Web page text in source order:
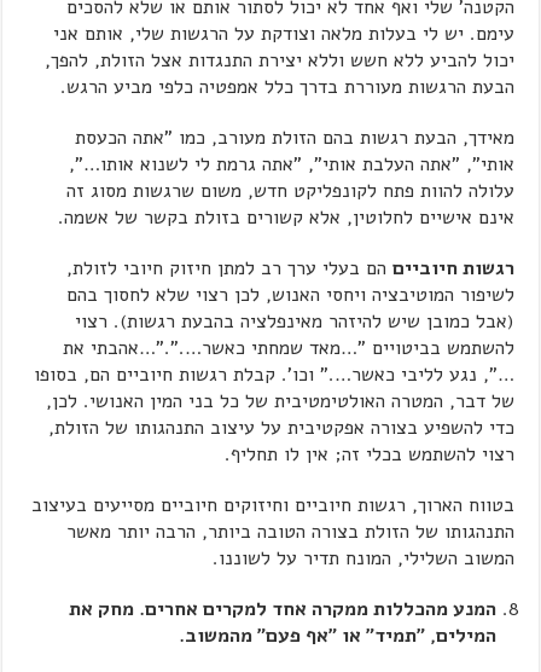
הקטנה' שלי ואף אחד לא יכול לסתור אותם או שלא להסכים
עימם. יש לי בעלות מלאה וצודקת על הרגשות שלי, אותם אני
יכול להביע ללא חשש וללא יצירת התנגדות אצל הזולת, להפך,
הבעת הרגשות מעוררת בדרך כלל אמפטיה כלפי מביע הרגש.
מאידך, הבעת רגשות בהם הזולת מעורב, כמו "אתה הכעסת
אותי", "אתה העלבת אותי", "אתה גרמת לי לשנוא אותו…",
עלולה להוות פתח לקונפליקט חדש, משום שרגשות מסוג זה
אינם אישיים לחלוטין, אלא קשורים בזולת בקשר של אשמה.
רגשות חיוביים הם בעלי ערך רב למתן חיזוק חיובי לזולת,
לשיפור המוטיבציה ויחסי האנוש, לכן רצוי שלא לחסוך בהם
(אבל כמובן שיש להיזהר מאינפלציה בהבעת רגשות). רצוי
להשתמש בביטויים "…מאד שמחתי כאשר…."."…אהבתי את
…", נגע לליבי כאשר…." וכו'. קבלת רגשות חיוביים הם, בסופו
של דבר, המטרה האולטימטיבית של כל בני המין האנושי. לכן,
כדי להשפיע בצורה אפקטיבית על עיצוב התנהגותו של הזולת,
רצוי להשתמש בכלי זה; אין לו תחליף.
בטווח הארוך, רגשות חיוביים וחיזוקים חיוביים מסייעים בעיצוב
התנהגותו של הזולת בצורה הטובה ביותר, הרבה יותר מאשר
המשוב השלילי, המונח תדיר על לשוננו.
המנע מהכללות ממקרה אחד למקרים אחרים. מחק את
המילים, "תמיד" או "אף פעם" מהמשוב.